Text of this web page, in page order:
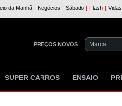
PREÇOS NOVOS
SUPER CARROS ENSAIO